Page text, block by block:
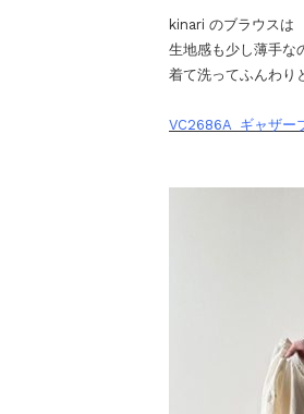
kinari のブラウスは
生地感も少し薄手な
着て洗ってふんわり
VC2686A ギャザー